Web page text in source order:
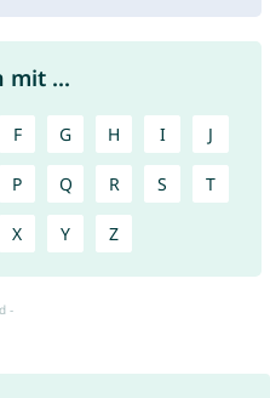
mit ...
F G H I J
P Q R S T
X Y Z